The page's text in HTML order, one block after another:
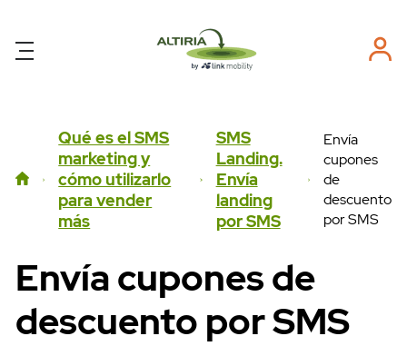
Qué es el SMS
marketing y
cómo utilizarlo
para vender
más
SMS
Landing.
Envía
landing
por SMS
Envía
cupones
de
descuento
por SMS
Envía cupones de
descuento por SMS